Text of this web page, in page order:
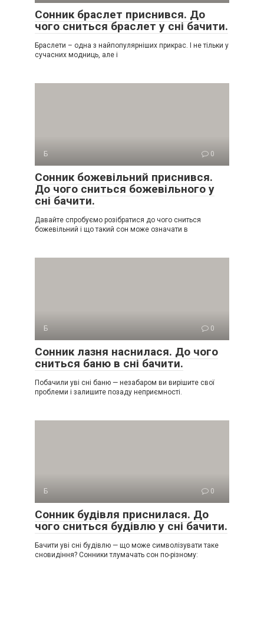
Сонник браслет приснився. До
чого сниться браслет у сні бачити.
Браслети – одна з найпопулярніших прикрас. І не тільки у
сучасних модниць, але і
Б 0
Сонник божевільний приснився.
До чого сниться божевільного у
сні бачити.
Давайте спробуємо розібратися до чого сниться
божевільний і що такий сон може означати в
Б 0
Сонник лазня наснилася. До чого
сниться баню в сні бачити.
Побачили уві сні баню — незабаром ви вирішите свої
проблеми і залишите позаду неприємності.
Б 0
Сонник будівля приснилася. До
чого сниться будівлю у сні бачити.
Бачити уві сні будівлю — що може символізувати таке
сновидіння? Сонники тлумачать сон по-різному: